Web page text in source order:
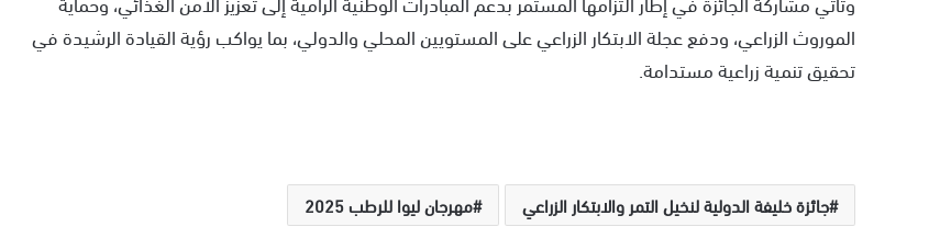
الموروث الزراعي، ودفع عجلة الابتكار الزراعي على المستويين المحلي والدولي، بما يواكب رؤية القيادة الرشيدة في
تحقيق تنمية زراعية مستدامة.
جائزة خليفة الدولية لنخيل التمر والابتكار الزراعي مهرجان ليوا للرطب 2025